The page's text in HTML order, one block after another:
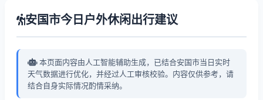
安国市今日户外休闲出行建议
本页面内容由人工智能辅助生成，已结合安国市当日实时
天气数据进行优化，并经过人工审核校验。内容仅供参考，请
结合自身实际情况酌情采纳。